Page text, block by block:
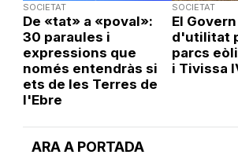
ARA A PORTADA
SOCIETAT
De «tat» a «poval»:
30 paraules i
expressions que
només entendràs si
ets de les Terres de
l'Ebre
SOCIETAT
El
d'utilitat
parcs
i Tivissa